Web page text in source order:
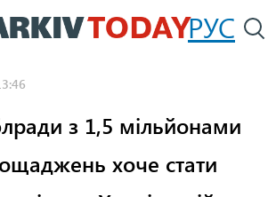
Перейти
до
РУС
з 1,5 мільйонами
хоче стати